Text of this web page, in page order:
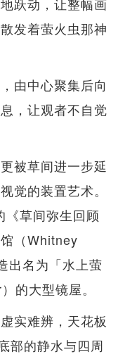
发着萤火虫那神
由中心聚集后向
，让观者不自觉
被草间进一步延
觉的装置艺术。
草间弥生回顾
（Whitney
出名为「水上萤
的大型镜屋。
实难辨，天花板
部的静水与四周